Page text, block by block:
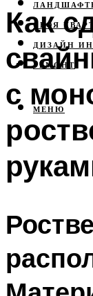
СВОЯ
ДИЗАЙН
РЕМОНТ
МЕНЮ
Как
с